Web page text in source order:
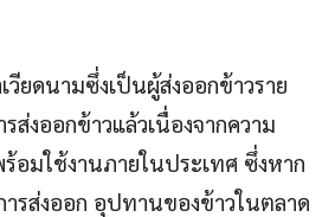
วียดนามซึ่งเป็นผู้ส่งออกข้าวราย
ส่งออกข้าวแล้วเนื่องจากความ
ร้อมใช้งานภายในประเทศ ซึ่งหาก
ารส่งออก อุปทานของข้าวในตลาด